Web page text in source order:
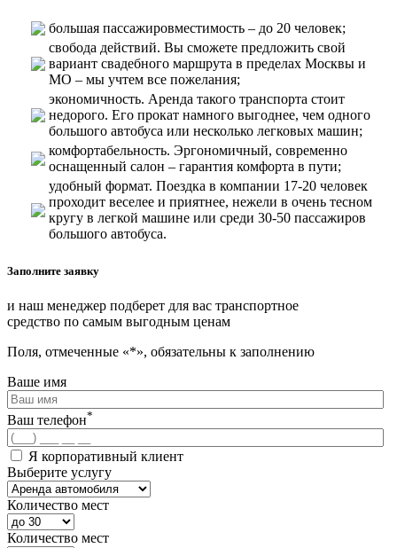
большая пассажировместимость – до 20 человек;
свобода действий. Вы сможете предложить свой
вариант свадебного маршрута в пределах Москвы и
МО – мы учтем все пожелания;
экономичность. Аренда такого транспорта стоит
недорого. Его прокат намного выгоднее, чем одного
большого автобуса или несколько легковых машин;
комфортабельность. Эргономичный, современно
оснащенный салон – гарантия комфорта в пути;
удобный формат. Поездка в компании 17-20 человек
проходит веселее и приятнее, нежели в очень тесном
кругу в легкой машине или среди 30-50 пассажиров
большого автобуса.
Заполните заявку
и наш менеджер подберет для вас транспортное
средство по самым выгодным ценам
Поля, отмеченные «*», обязательны к заполнению
Ваше имя
Ваш телефон*
Я корпоративный клиент
Выберите услугу
Количество мест
Количество мест